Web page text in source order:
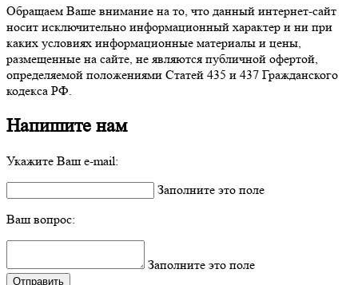
Обращаем Ваше внимание на то, что данный интернет-сайт
носит исключительно информационный характер и ни при
каких условиях информационные материалы и цены,
размещенные на сайте, не являются публичной офертой,
определяемой положениями Статей 435 и 437 Гражданского
кодекса РФ.
Напишите нам
Укажите Ваш e-mail:
Заполните это поле
Ваш вопрос:
Заполните это поле